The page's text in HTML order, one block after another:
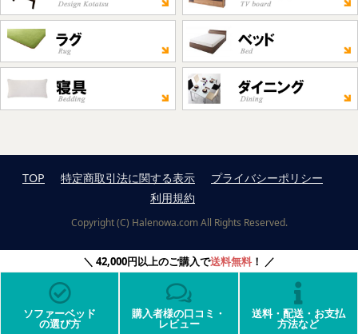
TOP 特定商取引法に関する表示
プライバシーポリシー
利用規約
Copyright (C) Halenowa.com All Rights Reserved.
42,000円以上のご購入で送料無料 ！
ソファーベッド
の選び方
購入者様の口コミ・
レビュー
送料・配送・お支払
方法など